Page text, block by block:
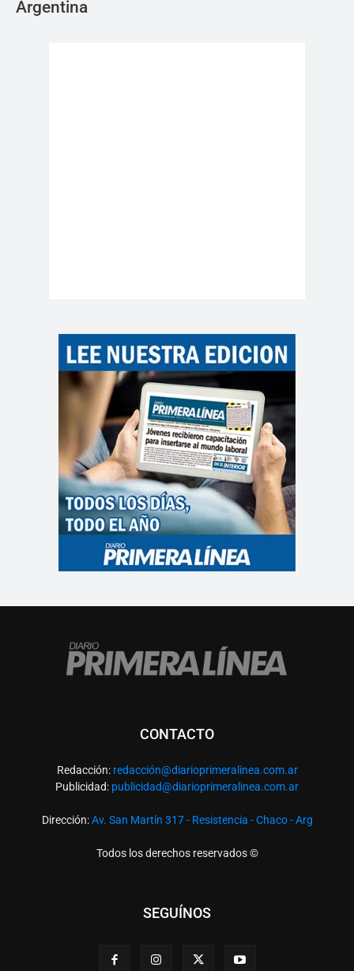
Argentina
CONTACTO
Redacción: redacción@diarioprimeralinea.com.ar
Publicidad: publicidad@diarioprimeralinea.com.ar
Dirección:Av. San Martín 317 - Resistencia - Chaco - Arg
Todos los derechos reservados ©
SEGUÍNOS